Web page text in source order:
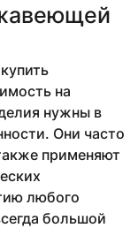
на
нужны в
Они часто
применяют
любого
большой